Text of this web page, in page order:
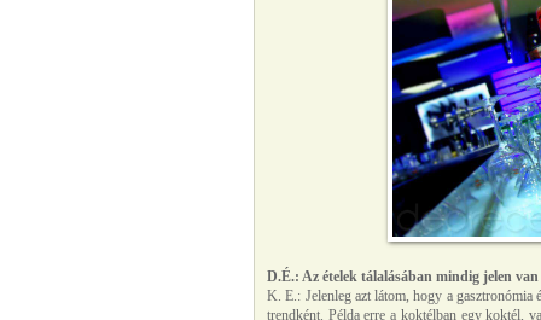
D.É.: Az ételek tálalásában mindig jelen
K. E.: Jelenleg azt látom, hogy a gasztronómia
trendként. Példa erre a koktélban egy koktél,